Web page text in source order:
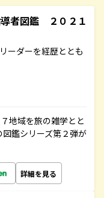
者図鑑 ２０２１
ーダーを経歴ととも
地域を旅の雑学とと
鑑シリーズ第２弾が
詳細を見る